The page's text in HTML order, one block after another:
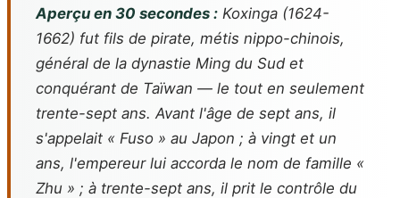
Aperçu en 30 secondes : Koxinga (1624-
1662) fut fils de pirate, métis nippo-chinois,
général de la dynastie Ming du Sud et
conquérant de Taïwan — le tout en seulement
trente-sept ans. Avant l'âge de sept ans, il
s'appelait « Fuso » au Japon ; à vingt et un
ans, l'empereur lui accorda le nom de famille «
Zhu » ; à trente-sept ans, il prit le contrôle du